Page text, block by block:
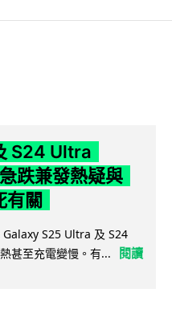
S24 Ultra
跌兼發熱疑與
關
S25 Ultra 及 S24
甚至充電變慢。有...
閱讀